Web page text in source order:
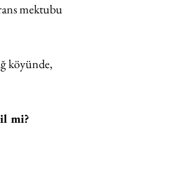
mektubu
köyünde,
mi?